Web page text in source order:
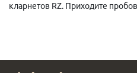
кларнетов RZ. Приходите